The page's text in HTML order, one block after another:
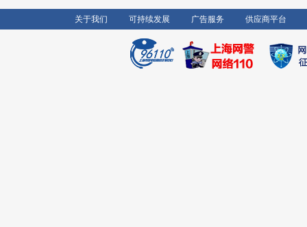
关于我们 可持续发展 广告服务 供应商平台